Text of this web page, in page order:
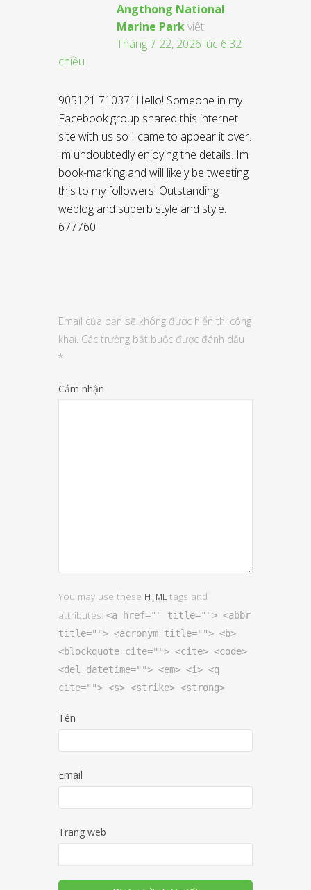
Angthong National
Marine Parkviết:
Tháng 7 22, 2026 lúc 6:32
chiều
905121 710371Hello! Someone in my
Facebook group shared this internet
site with us so I came to appear it over.
Im undoubtedly enjoying the details. Im
book-marking and will likely be tweeting
this to my followers! Outstanding
weblog and superb style and style.
677760
Email của bạn sẽ không được hiển thị công
khai. Các trường bắt buộc được đánh dấu
*
Cảm nhận
You may use these HTML tags and
attributes: <a href="" title=""> <abbr
title=""> <acronym title=""> <b>
<blockquote cite=""> <cite> <code>
<del datetime=""> <em> <i> <q
cite=""> <s> <strike> <strong>
Tên
Email
Trang web